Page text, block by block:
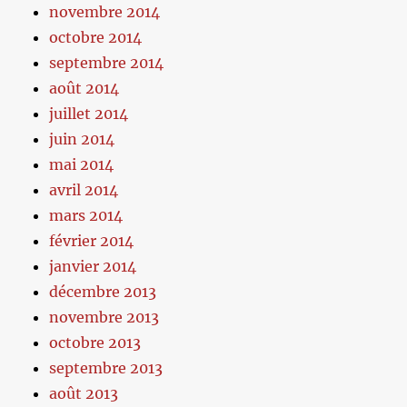
novembre 2014
octobre 2014
septembre 2014
août 2014
juillet 2014
juin 2014
mai 2014
avril 2014
mars 2014
février 2014
janvier 2014
décembre 2013
novembre 2013
octobre 2013
septembre 2013
août 2013